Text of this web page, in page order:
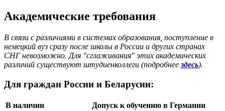
Академические требования
В связи с различиями в системах образования, поступление в
немецкий вуз сразу после школы в России и других странах
СНГ невозможно. Для "сглаживания" этих академических
различий существуют штудиенколлеги (подробнее здесь).
Для граждан России и Беларусии:
В наличии
Допуск к обучению в Германии